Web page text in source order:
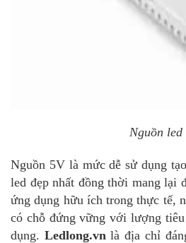
Nguồn led
Nguồn 5V là mức dễ sử dụng
led đẹp nhất đồng thời mang lại
ứng dụng hữu ích trong thực tế,
có chỗ đứng vững với lượng
dụng. Ledlong.vn là địa chỉ